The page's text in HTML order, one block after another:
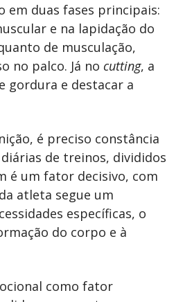
em duas fases principais:
e na lapidação do
de musculação,
no palco. Já no cutting, a
gordura e destacar a
é preciso constância
de treinos, divididos
é um fator decisivo, com
atleta segue um
específicas, o
do corpo e à
como fator